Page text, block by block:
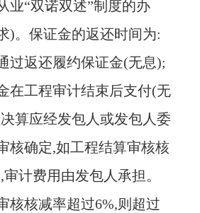
业“双诺双述”制度的办
)。保证金的返还时间为:
过返还履约保证金(无息);
在工程审计结束后支付(无
算应经发包人或发包人委
核确定,如工程结算审核核
计费用由发包人承担。
核核减率超过6%,则超过